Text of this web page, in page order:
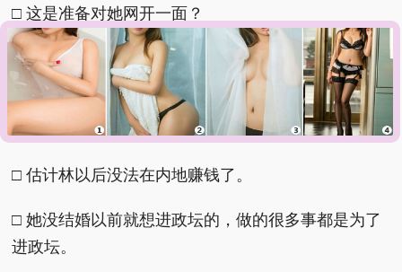
□ 这是准备对她网开一面？
□ 林现在和她家族过往的立场应该是不同了的吧。
□ 能辞职还是让人很高兴的，至于晚不晚无所谓了，
本来就退圈状态了吧。
□ 估计林以后没法在内地赚钱了。
□ 她没结婚以前就想进政坛的，做的很多事都是为了
进政坛。